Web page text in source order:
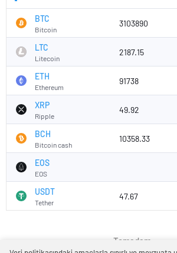
BTC
Bitcoin
3103890
LTC
Litecoin
2187.15
ETH
Ethereum
91738
XRP
Ripple
49.92
BCH
Bitcoin cash
10358.33
EOS
EOS
USDT
Tether
47.67
Temadam